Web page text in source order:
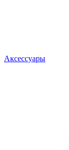
Аксессуары